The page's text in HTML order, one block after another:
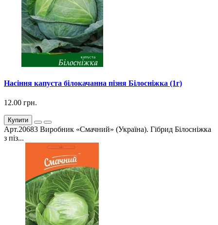
Насіння капуста білокачанна пізня Білосніжка (1г)
12.00 грн.
Купити
Арт.20683 Виробник «Смачний» (Україна). Гібрид Білосніжка
з піз...